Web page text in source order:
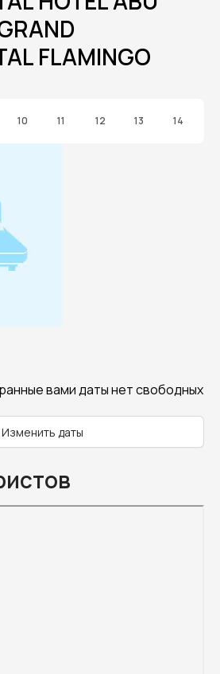
FLAMINGO
10 11 12 13 14
вами даты нет свободных
Изменить даты